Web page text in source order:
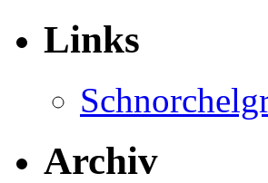
Links
Archiv